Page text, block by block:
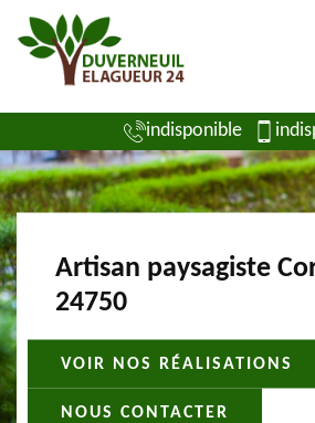
indisponible
Artisan paysagiste
24750
VOIR NOS RÉALISATIONS
NOUS CONTACTER